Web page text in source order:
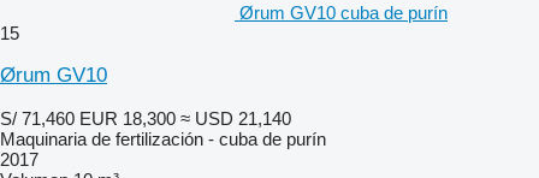
Ørum GV10 cuba de purín
15
Ørum GV10
S/ 71,460 EUR 18,300 ≈ USD 21,140
Maquinaria de fertilización - cuba de purín
2017